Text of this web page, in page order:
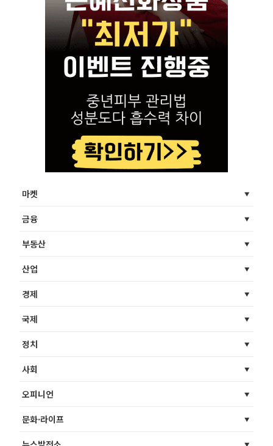
마켓
금융
부동산
산업
경제
국제
정치
사회
오피니언
문화·라이프